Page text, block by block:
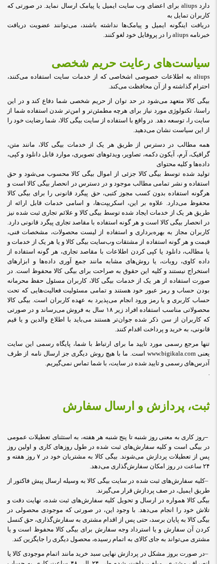
دارد aliups برای اعضای وب سایت ایمیل یا پیامک ارسال نماید. در صورتی که
کاربران تمایل به
دریافت اینگونه ایمیل و پیامک‌ها نداشته باشند، می‌توانند عضویت دریافت
خبرنامه aliups را در پروفایل خود لغو کنند
.
سیاست‏‌های رعایت حریم شخصی
aliups به اطلاعات خصوصی اشخاصى که از خدمات سایت استفاده می‏‌کنند،
احترام گذاشته و از آن محافظت می‏‌کند.
بیگی کالا متعهد می‏‌شود در حد توان از حریم شخصی شما دفاع کند و در این
راستا، تکنولوژی مورد نیاز برای هرچه مطمئن‏‌تر و امن‏‌تر شدن استفاده شما از
سایت را، توسعه دهد. در واقع با استفاده از سایت بیگی کالا، شما رضایت خود را
از این سیاست نشان می‏‌دهید.
همه مطالب در دسترس از طریق هر یک از خدمات بیگی کالا، مانند متن،
گرافیک، آرم، آیکون دکمه، تصاویر، ویدئوهای تصویری، موارد قابل دانلود و کپی،
داده‌ها و کلیه محتوای
تولید شده توسط بیگی کالا جزئی از اموال بیگی کالا محسوب می‏‌شود و حق
استفاده و نشر تمامی مطالب موجود و در دسترس در انحصار بیگی کالا است و
هرگونه استفاده بدون کسب مجوز کتبی، حق پیگرد قانونی را برای بیگی کالا
محفوظ می‏‌دارد. علاوه بر این، اسکریپت‌ها، و اسامی خدمات قابل ارائه از
طریق هر یک از خدمات ایجاد شده توسط بیگی کالا و علائم تجاری ثبت شده نیز
در انحصار بیگی کالا است و هر گونه استفاده با مقاصد تجاری پیگرد قانونی دارد.
کاربران مجاز به بهره‌‏برداری و استفاده از لیست محصولات، مشخصات فنی،
قیمت و هر گونه استفاده از مشتقات وب‏‌سایت بیگی کالا و یا هر یک از خدمات و
یا مطالب، دانلود یا کپی کردن اطلاعات با مقاصد تجاری، هر گونه استفاده از
داده کاوی، روبات، یا روش‌‏های مشابه مانند جمع آوری داده‌‏ها و ابزارهای
استخراج نیستند و کلیه این حقوق به صراحت برای بیگی کالا محفوظ است. در
صورت استفاده از هر یک از خدمات بیگی کالا، کاربران مسئول حفظ محرمانه
بودن حساب و رمز عبور خود هستند و تمامی مسئولیت فعالیت‌‏هایی که تحت
حساب کاربری و یا رمز ورود انجام می‏‌پذیرد به عهده کاربران است. بیگی کالا
محصولاتی مناسب استفاده افراد زیر ۱۸ سال به فروش می‏‌رساند و در صورتی
که کاربران از سن ذکر شده جوان‌‏تر هستند می‌‏باید با اطلاع والدین و یا قیم
قانونی، به خرید و پرداخت اقدام کنند.
تنها مرجع رسمی مورد تایید ما برای ارتباط با شما، پایگاه رسمی این سایت
یعنی www.bigikala.com است. ما با هیچ روش دیگری جز ارسال نامه از طرف
آدرس‏‌های رسمی و تایید شده در سایت، با شما تماس نمی‌‏گیریم.
.
ثبت، پردازش و ارسال سفارش
–روز کاری به معنی روز شنبه تا پنج شنبه هر هفته، به استثنای تعطیلات عمومی
در بیگی است و کلیه سفارش‏‌های ثبت شده در طول روزهای کاری و اولین روز
پس از تعطیلات پردازش می‌‏شوند. بیگی کالا به مشتریان خود در ۷ روز هفته و
۲۴ ساعت در روز امکان سفارش‌‏گذاری می‌‏دهد
.
–کلیه سفارش‌‏های ثبت شده در سایت بیگی کالا به وسیله ارسال پیش فاکتور از
طریق ایمیل، در صف پردازش قرار می‏‌گیرند.
بیگی کالا همواره در ارسال و تحویل کلیه سفارش‌‏های ثبت شده، نهایت دقت و
تلاش خود را انجام می‌دهد. با وجود این، در صورتی که موجودی محصولی در
بیگی کالا به پایان برسد، حتی پس از اقدام مشتری به سفارش‌‏گذاری، حق کنسل
کردن آن سفارش و یا استرداد وجه سفارش برای بیگی کالا محفوظ است و یا
مشتری می‏‌تواند به جای کالای به اتمام رسیده، محصول دیگری را جایگزین کند.
–در صورت بروز مشکل در پردازش نهایی سبد خرید مانند اتمام موجودی کالا یا